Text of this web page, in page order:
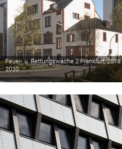
Feuer- u. Rettungswache 2 Frankfurt, 2018
2030